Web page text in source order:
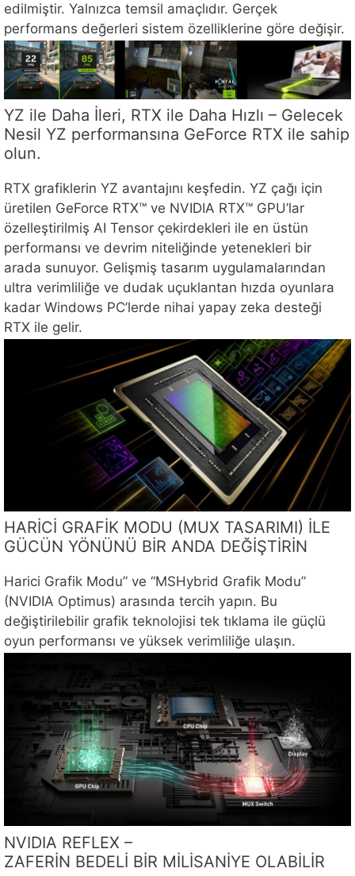
edilmiştir. Yalnızca temsil amaçlıdır. Gerçek
performans değerleri sistem özelliklerine göre değişir.
YZ ile Daha İleri, RTX ile Daha Hızlı – Gelecek
Nesil YZ performansına GeForce RTX ile sahip
olun.
RTX grafiklerin YZ avantajını keşfedin. YZ çağı için
üretilen GeForce RTX™ ve NVIDIA RTX™ GPU’lar
özelleştirilmiş AI Tensor çekirdekleri ile en üstün
performansı ve devrim niteliğinde yetenekleri bir
arada sunuyor. Gelişmiş tasarım uygulamalarından
ultra verimliliğe ve dudak uçuklantan hızda oyunlara
kadar Windows PC’lerde nihai yapay zeka desteği
RTX ile gelir.
HARİCİ GRAFİK MODU (MUX TASARIMI) İLE
GÜCÜN YÖNÜNÜ BİR ANDA DEĞİŞTİRİN
Harici Grafik Modu” ve “MSHybrid Grafik Modu”
(NVIDIA Optimus) arasında tercih yapın. Bu
değiştirilebilir grafik teknolojisi tek tıklama ile güçlü
oyun performansı ve yüksek verimliliğe ulaşın.
NVIDIA REFLEX –
ZAFERİN BEDELİ BİR MİLİSANİYE OLABİLİR